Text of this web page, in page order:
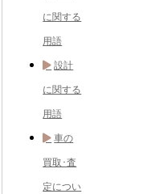
に関する
用語
設計
に関する
用語
車の
買取･査
定につい